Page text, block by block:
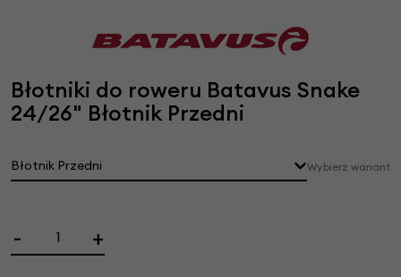
Błotniki do roweru Batavus Snake
24/26" Błotnik Przedni
Błotnik Przedni Wybierz wariant
- +